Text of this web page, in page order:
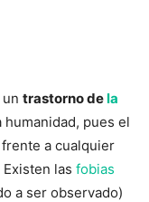
trastorno dela
pues el
a cualquier
las fobias
a ser observado)